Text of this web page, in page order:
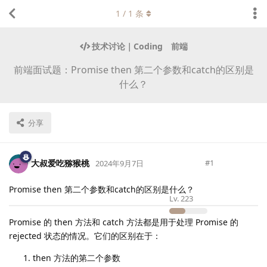
技术讨论｜Coding 前端
前端面试题：Promise then 第二个参数和catch的区别是
什么？
分享
1 / 1 条
大叔爱吃猕猴桃
Lv.223
2024年9月7日 #1
Promise then 第二个参数和catch的区别是什么？
Promise 的 then 方法和 catch 方法都是用于处理 Promise 的
rejected 状态的情况。它们的区别在于：
then 方法的第二个参数